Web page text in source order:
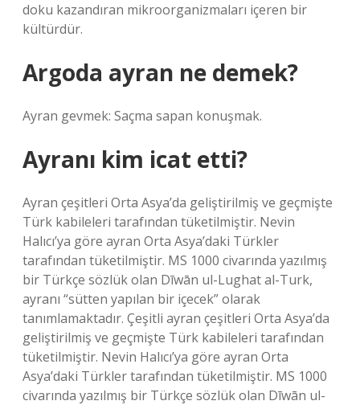
doku kazandıran mikroorganizmaları içeren bir
kültürdür.
Argoda ayran ne demek?
Ayran gevmek: Saçma sapan konuşmak.
Ayranı kim icat etti?
Ayran çeşitleri Orta Asya’da geliştirilmiş ve geçmişte
Türk kabileleri tarafından tüketilmiştir. Nevin
Halıcı’ya göre ayran Orta Asya’daki Türkler
tarafından tüketilmiştir. MS 1000 civarında yazılmış
bir Türkçe sözlük olan Dīwān ul-Lughat al-Turk,
ayranı “sütten yapılan bir içecek” olarak
tanımlamaktadır. Çeşitli ayran çeşitleri Orta Asya’da
geliştirilmiş ve geçmişte Türk kabileleri tarafından
tüketilmiştir. Nevin Halıcı’ya göre ayran Orta
Asya’daki Türkler tarafından tüketilmiştir. MS 1000
civarında yazılmış bir Türkçe sözlük olan Dīwān ul-